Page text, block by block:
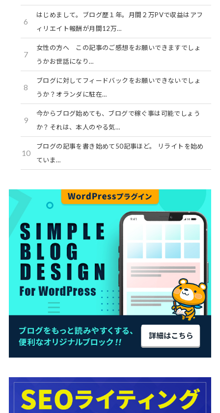
6
はじめまして。ブログ歴１年。月間２万PVで収益はアフ
ィリエイト報酬が月間12万…
7
女性の方へ この記事のご感想をお願いできますでしょ
うかお世話になり…
8
ブログに対してフィードバックをお願いできないでしょ
うか？オランダに駐在…
9
今からブログ始めても、ブログで稼ぐ事は可能でしょう
か？それは、本人のやる気…
10
ブログの記事を書き始めて50記事ほど。 リライトを始め
ていま…